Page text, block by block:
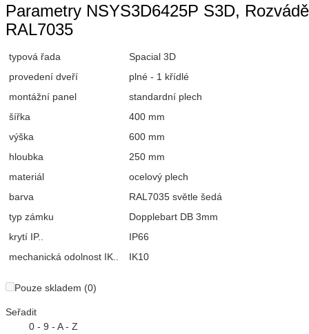
Parametry NSYS3D6425P S3D,
RAL7035
typová řada
Spacial 3D
provedení dveří
plné - 1 křídlé
montážní panel
standardní plech
šířka
400 mm
výška
600 mm
hloubka
250 mm
materiál
ocelový plech
barva
RAL7035 světle šedá
typ zámku
Dopplebart DB 3mm
krytí IP..
IP66
mechanická odolnost IK..
IK10
Pouze skladem (0)
Seřadit
0 - 9 - A - Z